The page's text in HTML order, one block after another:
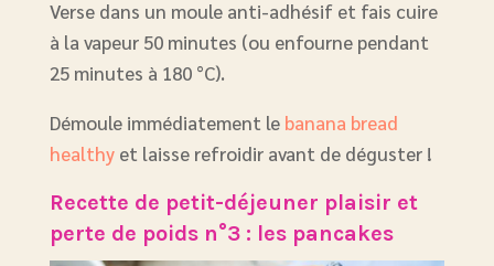
Verse dans un moule anti-adhésif et fais cuire
à la vapeur 50 minutes (ou enfourne pendant
25 minutes à 180 °C).
Démoule immédiatement le banana bread
healthyet laisse refroidir avant de déguster !
Recette de petit-déjeuner plaisir et
perte de poids n°3 : les pancakes